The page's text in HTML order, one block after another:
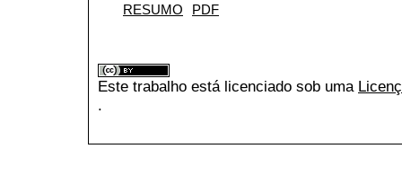
RESUMO PDF
Este trabalho está licenciado sob uma
.